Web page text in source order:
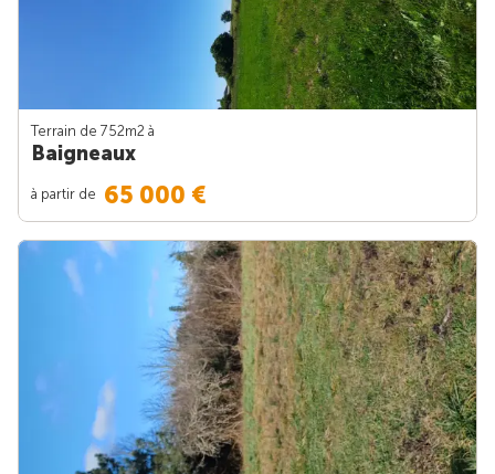
Terrain de 752m2 à
Baigneaux
à partir de 65 000 €